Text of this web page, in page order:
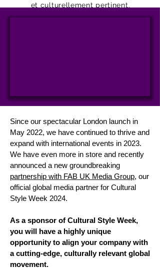
et culturellement pertinent.
Since our spectacular London launch in
May 2022, we have continued to thrive and
expand with international events in 2023.
We have even more in store and recently
announced a new groundbreaking
partnership with FAB UK Media Group, our
official global media partner for Cultural
Style Week 2024.
​As a sponsor of Cultural Style Week,
you will have a highly unique
opportunity to align your company with
a cutting-edge, culturally relevant global
movement.